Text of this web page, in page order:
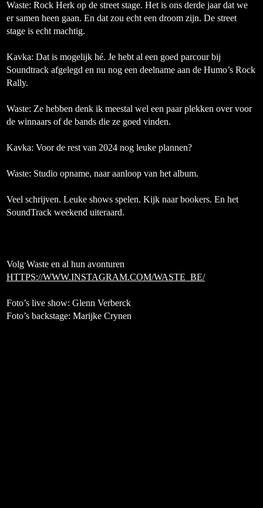
Waste: Rock Herk op de street stage. Het is ons derde jaar dat we
er samen heen gaan. En dat zou echt een droom zijn. De street
stage is echt machtig.
Kavka: Dat is mogelijk hé. Je hebt al een goed parcour bij
Soundtrack afgelegd en nu nog een deelname aan de Humo’s Rock
Rally.
Waste: Ze hebben denk ik meestal wel een paar plekken over voor
de winnaars of de bands die ze goed vinden.
Kavka: Voor de rest van 2024 nog leuke plannen?
Waste: Studio opname, naar aanloop van het album.
Veel schrijven. Leuke shows spelen. Kijk naar bookers. En het
SoundTrack weekend uiteraard.
Volg Waste en al hun avonturen
HTTPS://WWW.INSTAGRAM.COM/WASTE_BE/
Foto’s live show: Glenn Verberck
Foto’s backstage: Marijke Crynen